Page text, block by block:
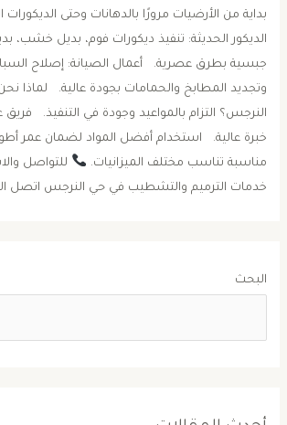
بداية من الأرضيات مرورًا بالدهانات وحتى الديكورات
الديكور الحديثة: تنفيذ ديكورات فوم، بديل خشب،
جبسية بطرق عصرية. أعمال الصيانة: إصلاح
وتجديد المطابخ والحمامات بجودة عالية. لماذا
النرجس؟ التزام بالمواعيد وجودة في التنفيذ.
خبرة عالية. استخدام أفضل المواد لضمان عمر
مناسبة تناسب مختلف الميزانيات.
للتواصل
خدمات الترميم والتشطيب في حي النرجس اتصل
البحث